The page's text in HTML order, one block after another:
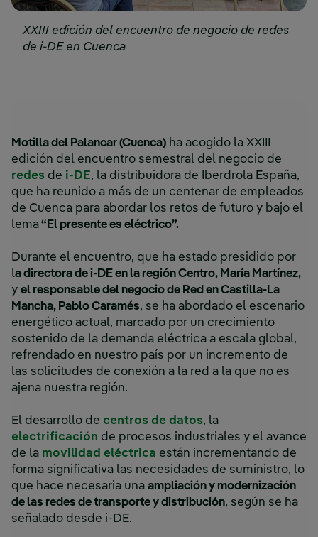
XXIII edición del encuentro de negocio de redes
de i-DE en Cuenca
Motilla del Palancar (Cuenca) ha acogido la XXIII
edición del encuentro semestral del negocio de
redes de i-DE, la distribuidora de Iberdrola España,
que ha reunido a más de un centenar de empleados
de Cuenca para abordar los retos de futuro y bajo el
lema“El presente es eléctrico”.
Durante el encuentro, que ha estado presidido por
la directora de i-DE en la región Centro, María Martínez,
y el responsable del negocio de Red en Castilla-La
Mancha, Pablo Caramés, se ha abordado el escenario
energético actual, marcado por un crecimiento
sostenido de la demanda eléctrica a escala global,
refrendado en nuestro país por un incremento de
las solicitudes de conexión a la red a la que no es
ajena nuestra región.
El desarrollo de centros de datos, la
electrificación de procesos industriales y el avance
de la movilidad eléctrica están incrementando de
forma significativa las necesidades de suministro, lo
que hace necesaria una ampliación y modernización
de las redes de transporte y distribución, según se ha
señalado desde i-DE.